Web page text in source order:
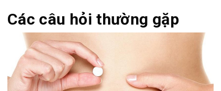
Các câu hỏi thường gặp